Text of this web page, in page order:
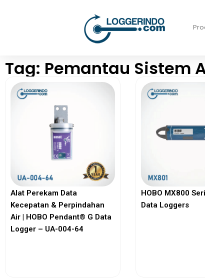
Tag: Pemantau Sistem
Alat Perekam Data
Kecepatan & Perpindahan
Air | HOBO Pendant® G Data
Logger – UA-004-64
HOBO MX800
Data Loggers